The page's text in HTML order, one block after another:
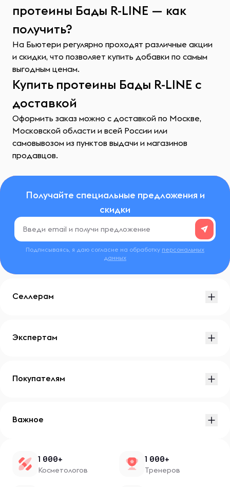
протеины Бады R-LINE — как
получить?
На Бьютери регулярно проходят различные акции
и скидки, что позволяет купить добавки по самым
выгодным ценам.
Купить протеины Бады R-LINE с
доставкой
Оформить заказ можно с доставкой по Москве,
Московской области и всей России или
самовывозом из пунктов выдачи и магазинов
продавцов.
Получайте специальные предложения и
скидки
Подписываясь, я даю согласие на обработку персональных
данных
Селлерам
Экспертам
Покупателям
Важное
1 000+
Косметологов
1 000+
Тренеров